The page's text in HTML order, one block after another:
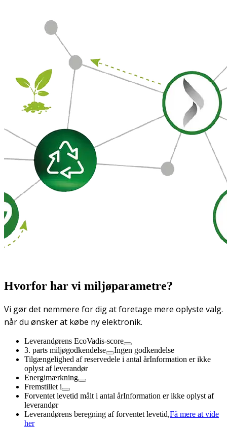
Hvorfor har vi miljøparametre?
Vi gør det nemmere for dig at foretage mere oplyste valg.
når du ønsker at købe ny elektronik.
Leverandørens EcoVadis-score
3. parts miljøgodkendelse
Ingen godkendelse
Tilgængelighed af reservedele i antal årInformation er ikke
oplyst af leverandør
Energimærkning
Fremstillet i
Forventet levetid målt i antal årInformation er ikke oplyst af
leverandør
Leverandørens beregning af forventet levetid,Få mere at vide
her